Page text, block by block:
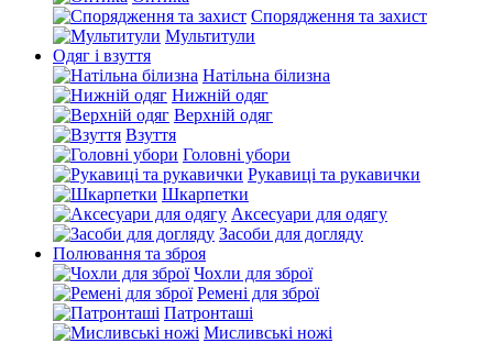
Спорядження та захист
Мультитули
Одяг і взуття
Натільна білизна
Нижній одяг
Верхній одяг
Взуття
Головні убори
Рукавиці та рукавички
Шкарпетки
Аксесуари для одягу
Засоби для догляду
Полювання та зброя
Чохли для зброї
Ремені для зброї
Патронташі
Мисливські ножі